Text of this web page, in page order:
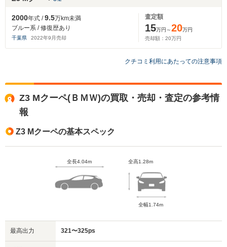
2000年式 /9.5万km未満
ブルー系 / 修復歴あり
千葉県 2022年9 月売却
査定額
15万円～20万円
売却額： 20万円
クチコミ利用にあたっての注意事項
Z3 Mクーペ(ＢＭＷ)の買取・売却・査定の参考情
報
Z3 Mクーペの基本スペック
全長4.04m 全高1.28m
全幅1.74m
最高出力 321〜325ps